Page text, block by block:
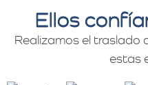
Ellos
Realizamos el traslado
estas